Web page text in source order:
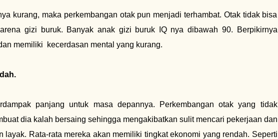
kurang, maka perkembangan otak pun menjadi terhambat. Otak tidak bisa
gizi buruk. Banyak anak gizi buruk IQ nya dibawah 90. Berpikirnya
memiliki kecerdasan mental yang kurang.
panjang untuk masa depannya. Perkembangan otak yang tidak
dia kalah bersaing sehingga mengakibatkan sulit mencari pekerjaan dan
layak. Rata-rata mereka akan memiliki tingkat ekonomi yang rendah. Seperti